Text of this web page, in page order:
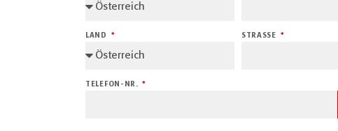
LAND STRASSE
TELEFON-NR.